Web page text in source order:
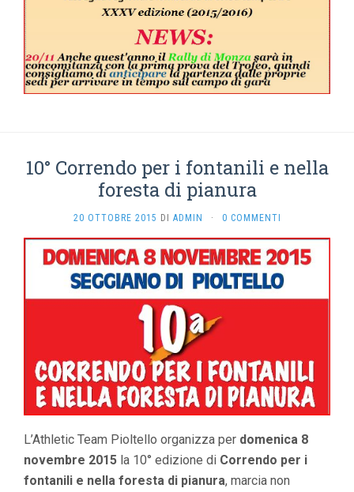
10° Correndo per i fontanili e nella
foresta di pianura
20 OTTOBRE 2015 DI ADMIN · 0 COMMENTI
L’Athletic Team Pioltello organizza per domenica 8
novembre 2015 la 10° edizione di Correndo per i
fontanili e nella foresta di pianura, marcia non